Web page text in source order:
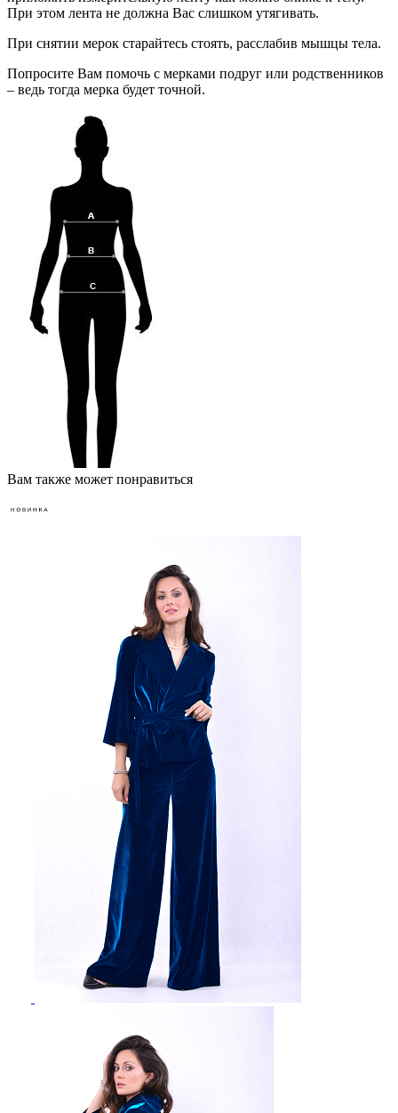
При этом лента не должна Вас слишком утягивать.
При снятии мерок старайтесь стоять, расслабив мышцы тела.
Попросите Вам помочь с мерками подруг или родственников
– ведь тогда мерка будет точной.
Вам также может понравиться